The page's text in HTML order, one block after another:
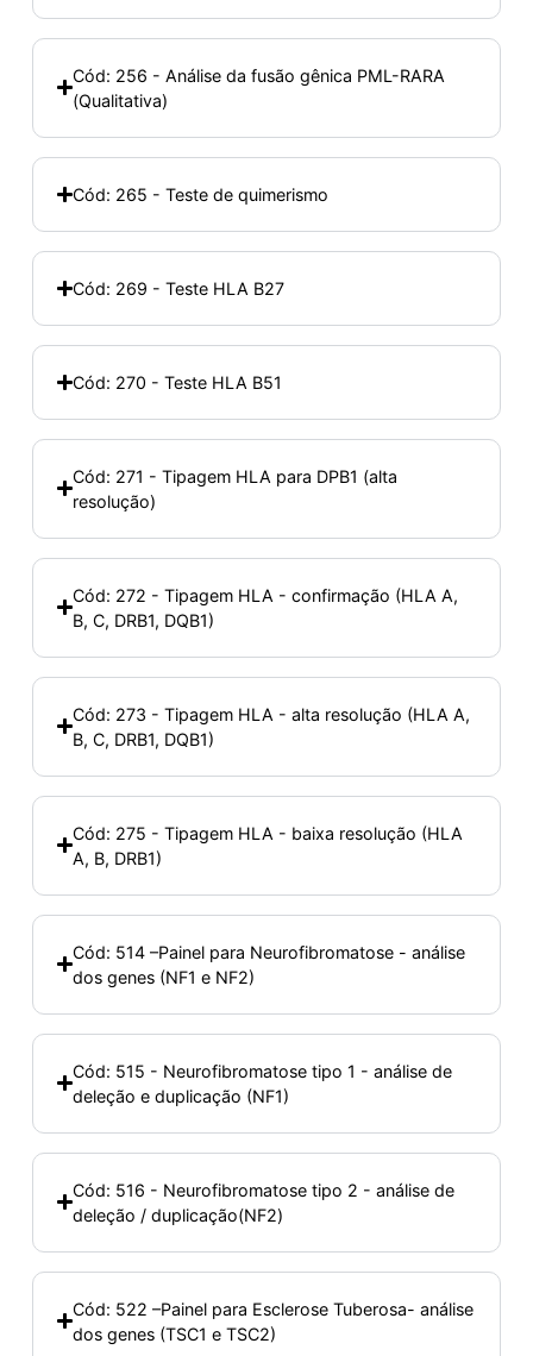
Cód: 256 - Análise da fusão gênica PML-RARA
(Qualitativa)
Cód: 265 - Teste de quimerismo
Cód: 269 - Teste HLA B27
Cód: 270 - Teste HLA B51
Cód: 271 - Tipagem HLA para DPB1 (alta
resolução)
Cód: 272 - Tipagem HLA - confirmação (HLA A,
B, C, DRB1, DQB1)
Cód: 273 - Tipagem HLA - alta resolução (HLA A,
B, C, DRB1, DQB1)
Cód: 275 - Tipagem HLA - baixa resolução (HLA
A, B, DRB1)
Cód: 514 –Painel para Neurofibromatose - análise
dos genes (NF1 e NF2)
Cód: 515 - Neurofibromatose tipo 1 - análise de
deleção e duplicação (NF1)
Cód: 516 - Neurofibromatose tipo 2 - análise de
deleção / duplicação(NF2)
Cód: 522 –Painel para Esclerose Tuberosa- análise
dos genes (TSC1 e TSC2)